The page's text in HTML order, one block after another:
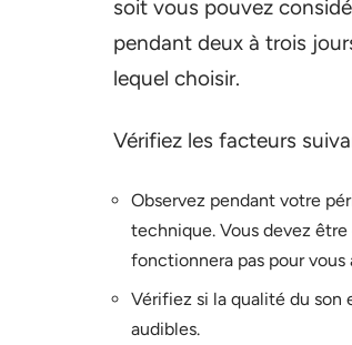
soit vous pouvez
pendant deux à trois
lequel choisir.
Vérifiez les facteurs
Observez pendant votre
technique. Vous devez
fonctionnera pas pour vous
Vérifiez si la qualité du son
audibles.